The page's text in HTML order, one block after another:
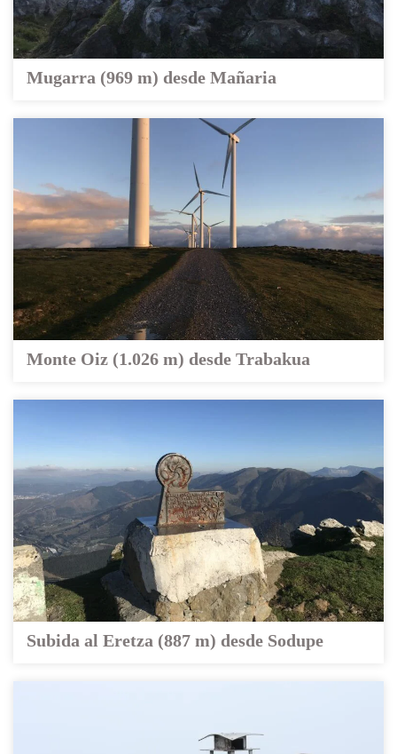
Mugarra (969 m) desde Mañaria
Monte Oiz (1.026 m) desde Trabakua
Subida al Eretza (887 m) desde Sodupe